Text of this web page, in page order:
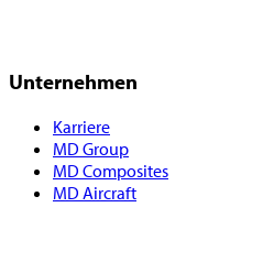
Unternehmen
Karriere
MD Group
MD Composites
MD Aircraft